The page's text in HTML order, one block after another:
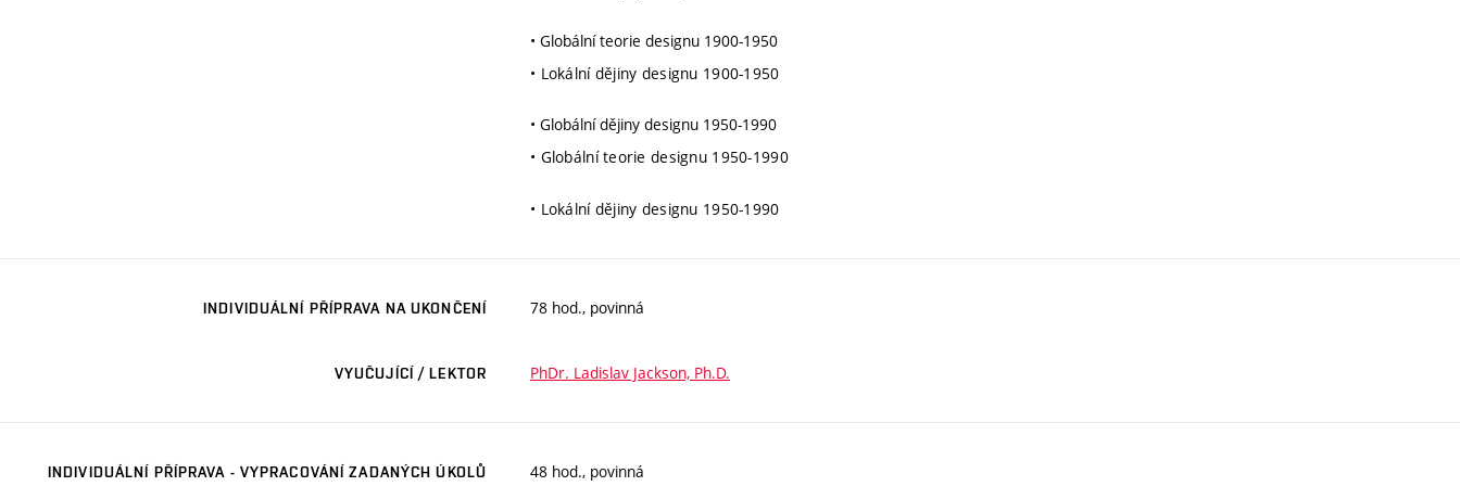
• Globální teorie designu 1900-1950
• Lokální dějiny designu 1900-1950
• Globální dějiny designu 1950-1990
• Globální teorie designu 1950-1990
• Lokální dějiny designu 1950-1990
INDIVIDUÁLNÍ PŘÍPRAVA NA UKONČENÍ 78 hod., povinná
VYUČUJÍCÍ / LEKTOR PhDr. Ladislav Jackson, Ph.D.
INDIVIDUÁLNÍ PŘÍPRAVA - VYPRACOVÁNÍ ZADANÝCH ÚKOLŮ 48 hod., povinná